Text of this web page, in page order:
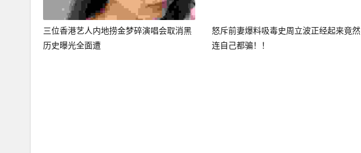
三位香港艺人内地捞金梦碎演唱会取消黑
历史曝光全面遭
怒斥前妻爆料吸毒史周立波正经起来竟然
连自己都骗！！